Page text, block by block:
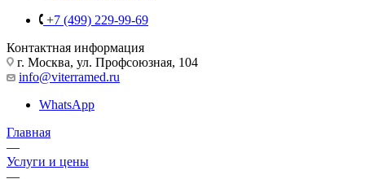
+7 (499) 229-99-69
Контактная информация
г. Москва, ул. Профсоюзная, 104
info@viterramed.ru
WhatsApp
Главная
—
Услуги и цены
—